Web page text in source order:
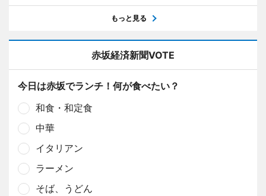
もっと見る
赤坂経済新聞VOTE
今日は赤坂でランチ！何が食べたい？
和食・和定食
中華
イタリアン
ラーメン
そば、うどん